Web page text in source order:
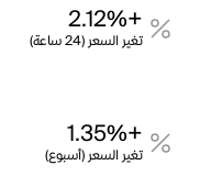
+2.12%
تغير السعر (24 ساعة)
+1.35%
تغير السعر (أسبوع)